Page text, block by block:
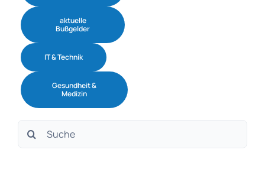
Services
Software
aktuelle
Bußgelder
IT & Technik
Gesundheit &
Medizin
Suche